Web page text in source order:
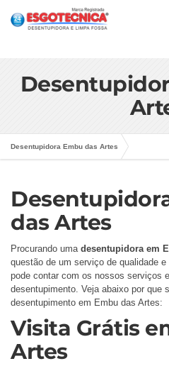
Desentupidora Embu das Artes
das Artes
Procurando uma desentupidora em
questão de um serviço de qualidade
pode contar com os nossos serviços
desentupimento. Veja abaixo por que
desentupimento em Embu das Artes:
Visita Grátis
Artes